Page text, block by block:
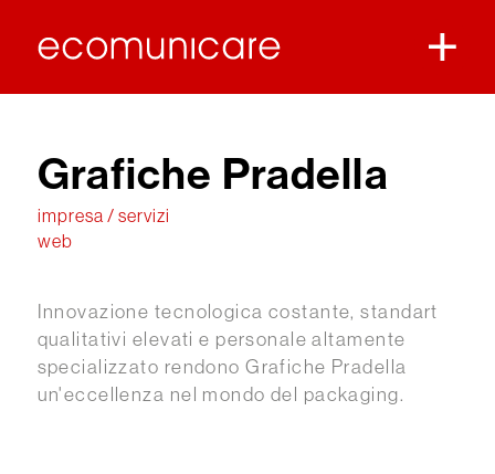
Grafiche Pradella
impresa / servizi
web
Innovazione tecnologica costante, standart
qualitativi elevati e personale altamente
specializzato rendono Grafiche Pradella
un'eccellenza nel mondo del packaging.